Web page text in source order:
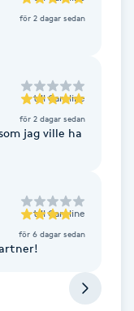
för 2 dagar sedan
till Caroline
för 2 dagar sedan
jag ville ha
till Caroline
för 6 dagar sedan